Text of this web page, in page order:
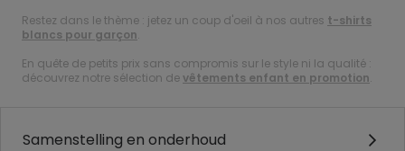
Restez dans le thème : jetez un coup d'oeil à nos autres t-shirts
blancs pour garçon.
En quête de petits prix sans compromis sur le style ni la qualité :
découvrez notre sélection devêtements enfant en promotion.
Samenstelling en onderhoud